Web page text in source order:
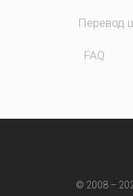
Перевод
FAQ
© 2008 –